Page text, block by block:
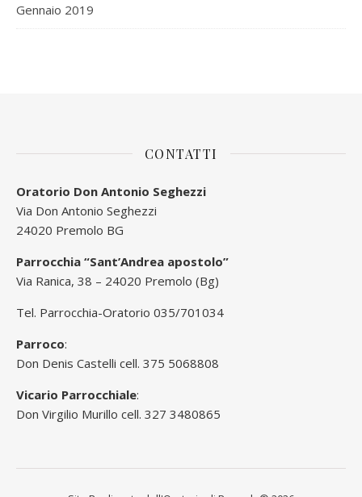
Gennaio 2019
CONTATTI
Oratorio Don Antonio Seghezzi
Via Don Antonio Seghezzi
24020 Premolo BG
Parrocchia “Sant’Andrea apostolo”
Via Ranica, 38 – 24020 Premolo (Bg)
Tel. Parrocchia-Oratorio 035/701034
Parroco:
Don Denis Castelli cell. 375 5068808
Vicario Parrocchiale:
Don Virgilio Murillo cell. 327 3480865